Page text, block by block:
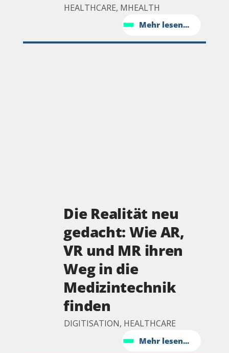
HEALTHCARE, MHEALTH
Mehr lesen...
Die Realität neu
gedacht: Wie AR,
VR und MR ihren
Weg in die
Medizintechnik
finden
DIGITISATION, HEALTHCARE
Mehr lesen...